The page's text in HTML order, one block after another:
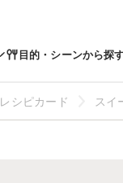
目的・シーンから探
レシピカード スイ